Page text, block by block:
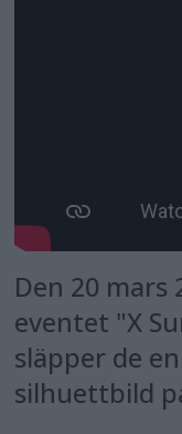
Den 20 mars
eventet "X
släpper de
silhuettbild